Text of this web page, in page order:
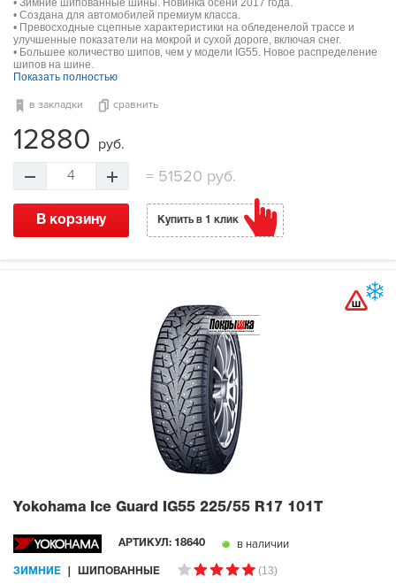
• Зимние шипованные шины. Новинка осени 2017 года.
• Создана для автомобилей премиум класса.
• Превосходные сцепные характеристики на обледенелой трассе и
улучшенные показатели на мокрой и сухой дороге, включая снег.
• Большее количество шипов, чем у модели IG55. Новое распределение
шипов на шине.
Показать полностью
в закладки сравнить
12880 руб.
4 =51520 руб.
В корзину Купить в 1 клик
Yokohama Ice Guard IG55 225/55 R17 101T
АРТИКУЛ: 18640 в наличии
ЗИМНИЕ ШИПОВАННЫЕ (13)